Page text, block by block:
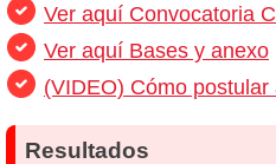
Ver aquí Convocatoria
Ver aquí Bases y anexo
(VIDEO) Cómo
Resultados